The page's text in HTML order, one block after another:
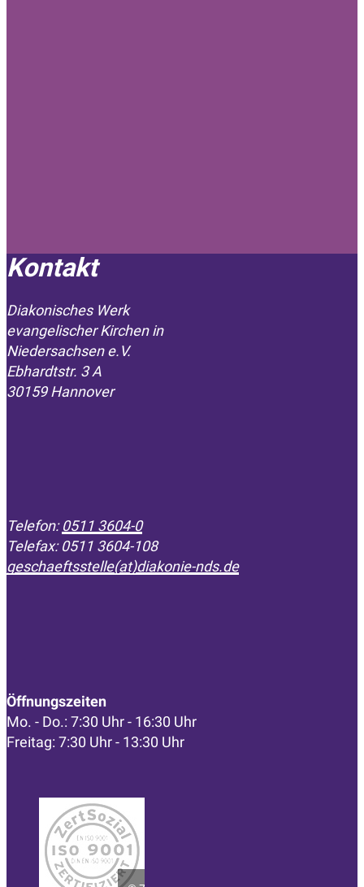
Kontakt
Diakonisches Werk
evangelischer Kirchen in
­Niedersachsen e.V.
Ebhardtstr. 3 A
30159 Hannover
Telefon:0511 3604-0
Telefax: 0511 3604-108
geschaeftsstelle(at)diakonie-nds.de
Öffnungszeiten
Mo. - Do.: 7:30 Uhr - 16:30 Uhr
Freitag: 7:30 Uhr - 13:30 Uhr